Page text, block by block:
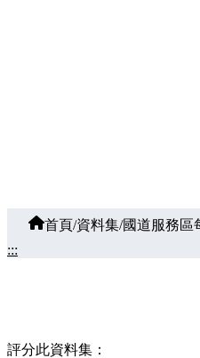
首頁/資料集/國道服務區
:::
評分此資料集：